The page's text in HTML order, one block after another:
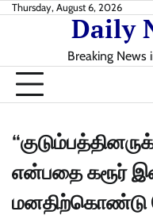
SkipThursday, August 6, 2026
Daily
Breaking
என்பதை கரூர்
மனதிற்கொண்டு